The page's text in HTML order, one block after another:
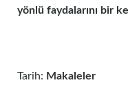
yönlü faydalarını bir
Tarih: Makaleler